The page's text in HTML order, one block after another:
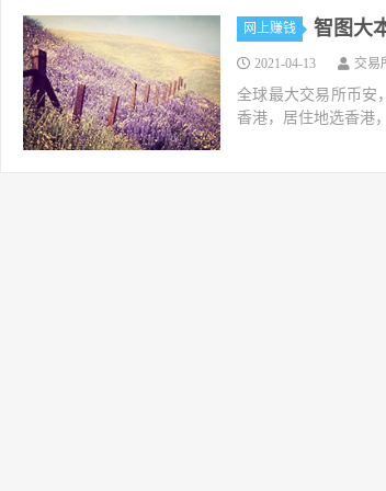
网上赚钱 智图大
2021-04-13 交易
全球最大交易所币安
香港，居住地选香港